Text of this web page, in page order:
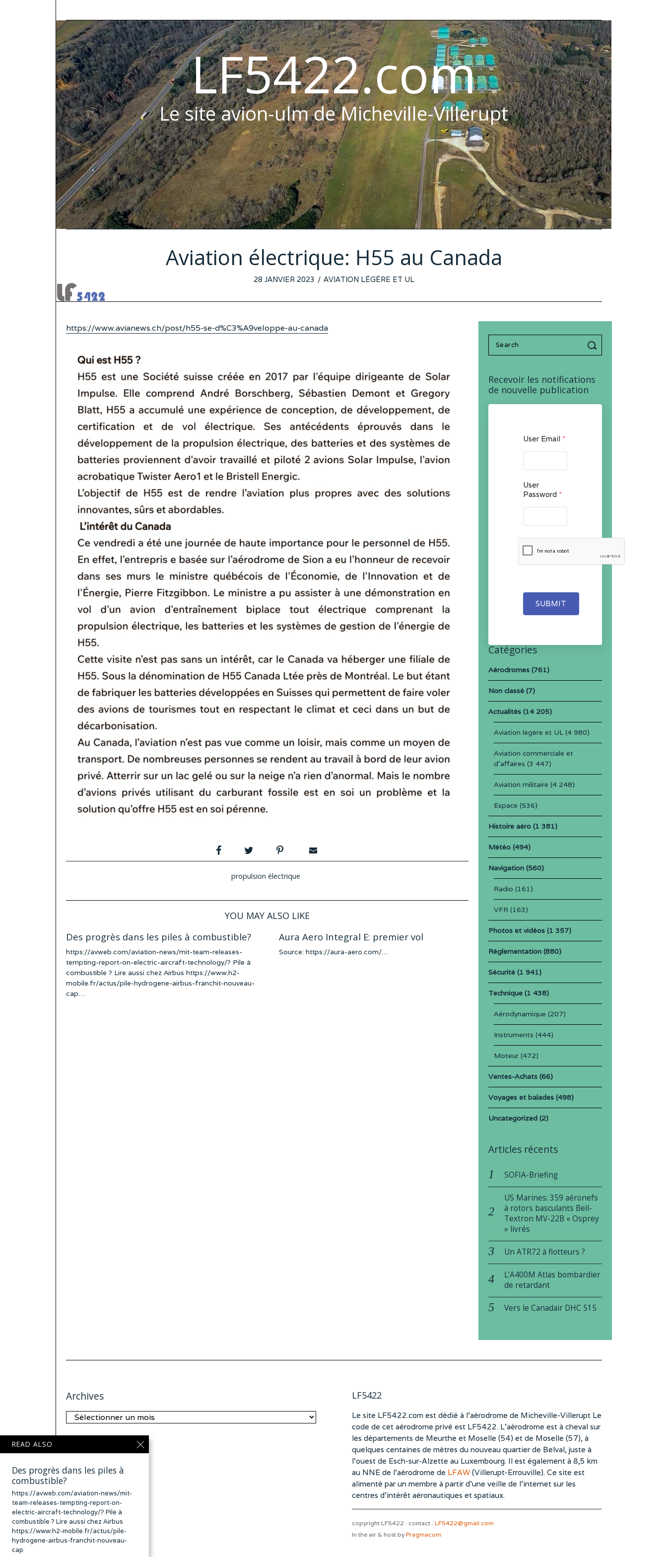
LF5422.com
Le site avion-ulm de Micheville-Villerupt
Aviation électrique: H55 au Canada
POSTED
28 JANVIER 2023 25
2023
AVIATION LÉGÈRE ET UL
https://www.avianews.ch/post/h55-se-d%C3%A9veloppe-au-canada
propulsion électrique
YOU MAY ALSO LIKE
Des progrès dans les piles à combustible?
https://avweb.com/aviation-news/mit-team-releases-
tempting-report-on-electric-aircraft-technology/? Pile à
combustible ? Lire aussi chez Airbus https://www.h2-
mobile.fr/actus/pile-hydrogene-airbus-franchit-nouveau-
cap…
Aura Aero Integral E: premier vol
Source: https://aura-aero.com/…
Search
for:
Recevoir les notifications
de nouvelle publication
User Email *
User
Password *
SUBMIT
Catégories
Aérodromes(761)
Non classé(7)
Actualités(14 205)
Aviation légère et UL(4 980)
Aviation commerciale et
d'affaires (3 447)
Aviation militaire (4 248)
Espace (536)
Histoire aéro(1 381)
Météo(494)
Navigation(560)
Radio (161)
VFR (163)
Photos et vidéos(1 357)
Réglementation(880)
Sécurité(1 941)
Technique(1 438)
Aérodynamique (207)
Instruments (444)
Moteur(472)
Ventes-Achats(66)
Voyages et balades(498)
Uncategorized(2)
Articles récents
SOFIA-Briefing
US Marines: 359 aéronefs
à rotors basculants Bell-
Textron MV-22B « Osprey
» livrés
Un ATR72 à flotteurs ?
L’A400M Atlas bombardier
de retardant
Vers le Canadair DHC 515
Archives
Archives
LF5422
Le site LF5422.com est dédié à l’aérodrome de Micheville-Villerupt Le
code de cet aérodrome privé est LF5422. L’aérodrome est à cheval sur
les départements de Meurthe et Moselle (54) et de Moselle (57), à
quelques centaines de mètres du nouveau quartier de Belval, juste à
l’ouest de Esch-sur-Alzette au Luxembourg. Il est également à 8,5 km
au NNE de l’aérodrome de LFAW(Villerupt-Errouville). Ce site est
alimenté par un membre à partir d’une veille de l’internet sur les
centres d’intérêt aéronautiques et spatiaux.
copyright LF5422 · contact : LF5422@gmail.com
In the air & host byPragmacom
READ ALSO
Des progrès dans les piles à
combustible?
https://avweb.com/aviation-news/mit-
team-releases-tempting-report-on-
electric-aircraft-technology/? Pile à
combustible ? Lire aussi chez Airbus
https://www.h2-mobile.fr/actus/pile-
hydrogene-airbus-franchit-nouveau-
cap